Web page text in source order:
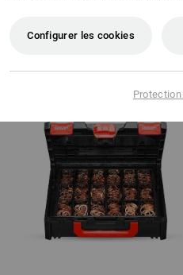
Configurer les cookies